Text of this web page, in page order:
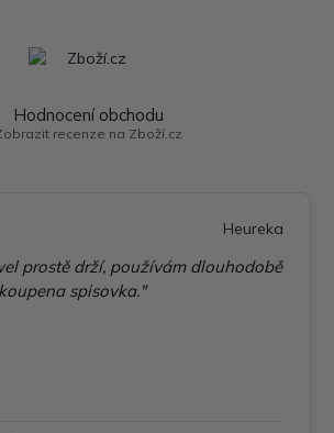
Hodnocení obchodu
recenze na Zboží.cz
Heureka
prostě drží, používám dlouhodobě
spisovka."